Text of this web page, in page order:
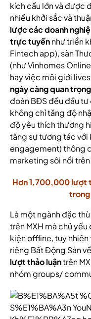
kích cầu lớn và được
nhiều khởi sắc và
lược các doanh
trực tuyếnnhư triển
Fintech app), sàn
(như Vinhomes
hay việc môi giới
ngày càng quan
đoàn BĐS đều đầu
không chỉ tăng độ
độ yêu thích thương
tăng sự tương tác với
engagement) thông
marketing sôi nổi
Hơn 1,700,000 lượt
trong
Là một ngành đặc
trên MXH mà chủ
kiện offline, tuy
riêng Bất Động Sản
lượt thảo luậntrên
nhóm groups/